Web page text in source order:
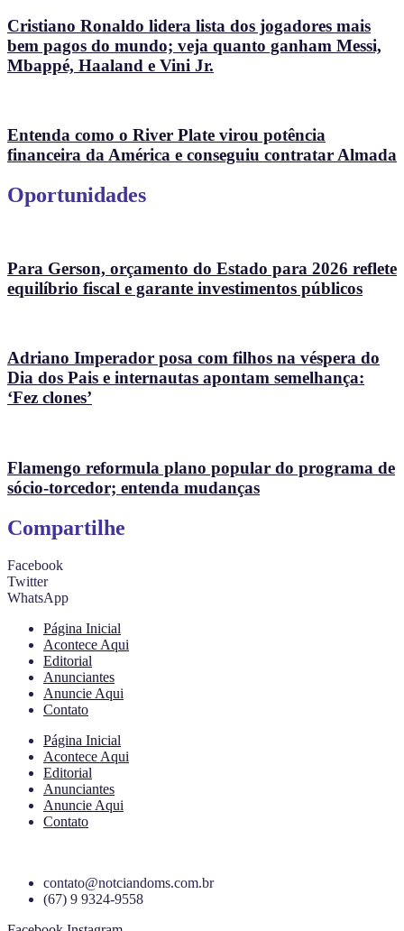
Cristiano Ronaldo lidera lista dos jogadores mais
bem pagos do mundo; veja quanto ganham Messi,
Mbappé, Haaland e Vini Jr.
Entenda como o River Plate virou potência
financeira da América e conseguiu contratar Almada
Oportunidades
Para Gerson, orçamento do Estado para 2026 reflete
equilíbrio fiscal e garante investimentos públicos
Adriano Imperador posa com filhos na véspera do
Dia dos Pais e internautas apontam semelhança:
‘Fez clones’
Flamengo reformula plano popular do programa de
sócio-torcedor; entenda mudanças
Compartilhe
Facebook
Twitter
WhatsApp
Página Inicial
Acontece Aqui
Editorial
Anunciantes
Anuncie Aqui
Contato
Página Inicial
Acontece Aqui
Editorial
Anunciantes
Anuncie Aqui
Contato
contato@notciandoms.com.br
(67) 9 9324-9558